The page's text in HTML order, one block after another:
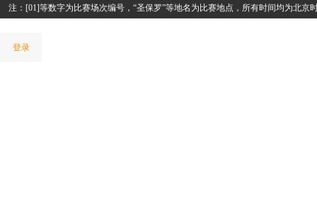
注：[01]等数字为比赛场次编号，“圣保罗”等地名为比赛地点，所有时间均为北京
登录